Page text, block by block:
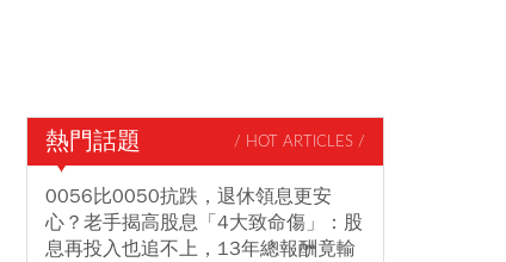
熱門話題 / HOT ARTICLES /
0056比0050抗跌，退休領息更安
心？老手揭高股息「4大致命傷」：股
息再投入也追不上，13年總報酬竟輸